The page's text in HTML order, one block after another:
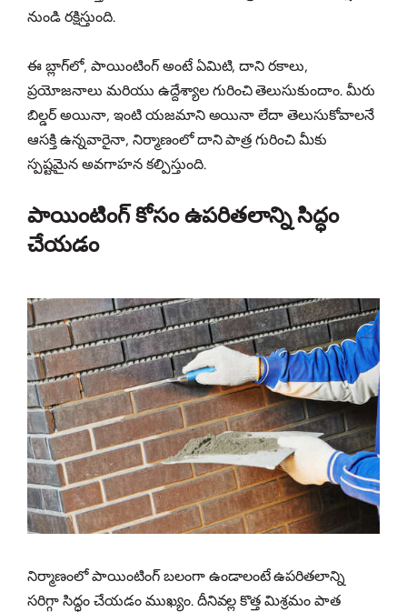
నుండి రక్షిస్తుంది.
ఈ బ్లాగ్‌లో, పాయింటింగ్ అంటే ఏమిటి, దాని రకాలు,
ప్రయోజనాలు మరియు ఉద్దేశ్యాల గురించి తెలుసుకుందాం. మీరు
బిల్డర్ అయినా, ఇంటి యజమాని అయినా లేదా తెలుసుకోవాలనే
ఆసక్తి ఉన్నవారైనా, నిర్మాణంలో దాని పాత్ర గురించి మీకు
స్పష్టమైన అవగాహన కల్పిస్తుంది.
పాయింటింగ్ కోసం ఉపరితలాన్ని సిద్ధం
చేయడం
నిర్మాణంలో పాయింటింగ్ బలంగా ఉండాలంటే ఉపరితలాన్ని
సరిగ్గా సిద్ధం చేయడం ముఖ్యం. దీనివల్ల కొత్త మిశ్రమం పాత